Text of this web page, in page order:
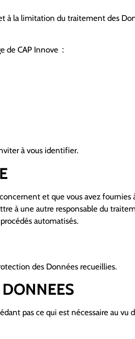
et à la limitation du traitement des
de CAP Innove :
à vous identifier.
et que vous avez
à une autre responsable du
automatisés.
des Données recueillies.
pas ce qui est nécessaire au